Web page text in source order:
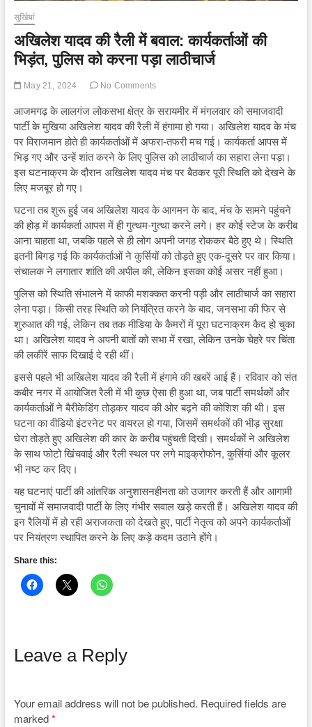
सुर्खियां
अखिलेश यादव की रैली में बवाल: कार्यकर्ताओं की
भिड़ंत, पुलिस को करना पड़ा लाठीचार्ज
May 21, 2024 No Comments
आजमगढ़ के लालगंज लोकसभा क्षेत्र के सरायमीर में मंगलवार को समाजवादी
पार्टी के मुखिया अखिलेश यादव की रैली में हंगामा हो गया। अखिलेश यादव के मंच
पर विराजमान होते ही कार्यकर्ताओं में अफरा-तफरी मच गई। कार्यकर्ता आपस में
भिड़ गए और उन्हें शांत करने के लिए पुलिस को लाठीचार्ज का सहारा लेना पड़ा।
इस घटनाक्रम के दौरान अखिलेश यादव मंच पर बैठकर पूरी स्थिति को देखने के
लिए मजबूर हो गए।
घटना तब शुरू हुई जब अखिलेश यादव के आगमन के बाद, मंच के सामने पहुंचने
की होड़ में कार्यकर्ता आपस में ही गुत्थम-गुत्था करने लगे। हर कोई स्टेज के करीब
आना चाहता था, जबकि पहले से ही लोग अपनी जगह रोककर बैठे हुए थे। स्थिति
इतनी बिगड़ गई कि कार्यकर्ताओं ने कुर्सियों को तोड़ते हुए एक-दूसरे पर वार किया।
संचालक ने लगातार शांति की अपील की, लेकिन इसका कोई असर नहीं हुआ।
पुलिस को स्थिति संभालने में काफी मशक्कत करनी पड़ी और लाठीचार्ज का सहारा
लेना पड़ा। किसी तरह स्थिति को नियंत्रित करने के बाद, जनसभा की फिर से
शुरुआत की गई, लेकिन तब तक मीडिया के कैमरों में पूरा घटनाक्रम कैद हो चुका
था। अखिलेश यादव ने अपनी बातों को सभा में रखा, लेकिन उनके चेहरे पर चिंता
की लकीरें साफ दिखाई दे रही थीं।
इससे पहले भी अखिलेश यादव की रैली में हंगामे की खबरें आई हैं। रविवार को संत
कबीर नगर में आयोजित रैली में भी कुछ ऐसा ही हुआ था, जब पार्टी समर्थकों और
कार्यकर्ताओं ने बैरीकेडिंग तोड़कर यादव की ओर बढ़ने की कोशिश की थी। इस
घटना का वीडियो इंटरनेट पर वायरल हो गया, जिसमें समर्थकों की भीड़ सुरक्षा
घेरा तोड़ते हुए अखिलेश की कार के करीब पहुंचती दिखी। समर्थकों ने अखिलेश
के साथ फोटो खिंचवाई और रैली स्थल पर लगे माइक्रोफोन, कुर्सियां और कूलर
भी नष्ट कर दिए।
यह घटनाएं पार्टी की आंतरिक अनुशासनहीनता को उजागर करती हैं और आगामी
चुनावों में समाजवादी पार्टी के लिए गंभीर सवाल खड़े करती हैं। अखिलेश यादव की
इन रैलियों में हो रही अराजकता को देखते हुए, पार्टी नेतृत्व को अपने कार्यकर्ताओं
पर नियंत्रण स्थापित करने के लिए कड़े कदम उठाने होंगे।
Share this:
Leave a Reply
Your email address will not be published. Required fields are
marked*